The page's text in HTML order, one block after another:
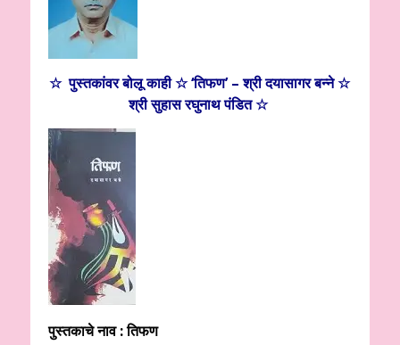
☆ पुस्तकांवर बोलू काही ☆ ‘तिफण’ – श्री दयासागर बन्ने ☆
श्री सुहास रघुनाथ पंडित ☆
पुस्तकाचे नाव : तिफण